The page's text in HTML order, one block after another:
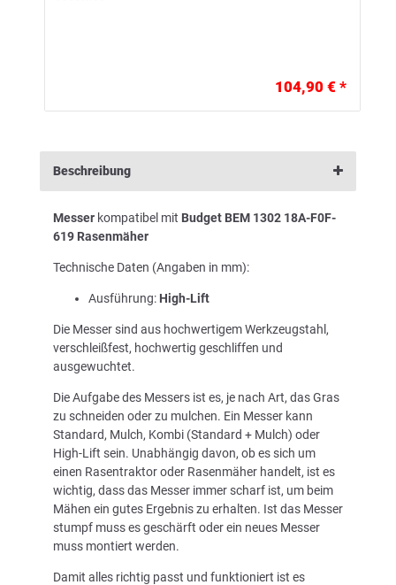
104,90 € *
Beschreibung
Messer kompatibel mit Budget BEM 1302 18A-F0F-
619 Rasenmäher
Technische Daten (Angaben in mm):
Ausführung: High-Lift
Die Messer sind aus hochwertigem Werkzeugstahl,
verschleißfest, hochwertig geschliffen und
ausgewuchtet.
Die Aufgabe des Messers ist es, je nach Art, das Gras
zu schneiden oder zu mulchen. Ein Messer kann
Standard, Mulch, Kombi (Standard + Mulch) oder
High-Lift sein. Unabhängig davon, ob es sich um
einen Rasentraktor oder Rasenmäher handelt, ist es
wichtig, dass das Messer immer scharf ist, um beim
Mähen ein gutes Ergebnis zu erhalten. Ist das Messer
stumpf muss es geschärft oder ein neues Messer
muss montiert werden.
Damit alles richtig passt und funktioniert ist es